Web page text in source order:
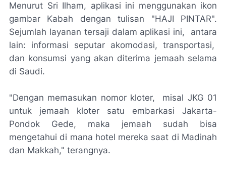
Menurut Sri Ilham, aplikasi ini menggunakan ikon
gambar Kabah dengan tulisan "HAJI PINTAR".
Sejumlah layanan tersaji dalam aplikasi ini, antara
lain: informasi seputar akomodasi, transportasi,
dan konsumsi yang akan diterima jemaah selama
di Saudi.
"Dengan memasukan nomor kloter, misal JKG 01
untuk jemaah kloter satu embarkasi Jakarta-
Pondok Gede, maka jemaah sudah bisa
mengetahui di mana hotel mereka saat di Madinah
dan Makkah," terangnya.